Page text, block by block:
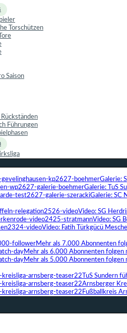
Torschützen
Saison
Führungen
Galerie:
Galerie: TuS
Galerie: SC
Video: SG
Video: SG
Video: Fatih Türkgücü
Mehr als 7.000 Abonnenten
Mehr als 6.000 Abonnenten folgen
Mehr als 5.000 Abonnenten folgen
TuS Sundern
Arnsberger
Fußballkreis